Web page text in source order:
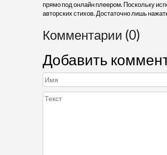
прямо под онлайн плеером. Поскольку
авторских стихов. Достаточно лишь
Комментарии (0)
Добавить